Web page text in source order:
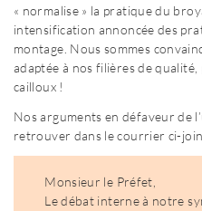
« normalise » la pratique du
intensification annoncée des
montage. Nous sommes
adaptée à nos filières de
cailloux !
Nos arguments en défaveur de
retrouver dans le courrier ci-
Monsieur le Préfet,
Le débat interne à notre